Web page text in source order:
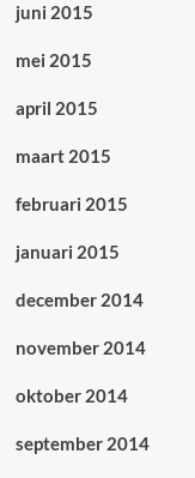
juni 2015
mei 2015
april 2015
maart 2015
februari 2015
januari 2015
december 2014
november 2014
oktober 2014
september 2014